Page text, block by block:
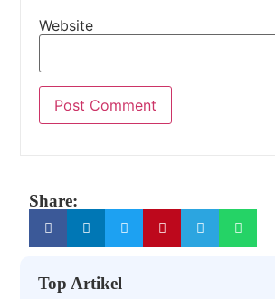
Website
Share:
Top Artikel